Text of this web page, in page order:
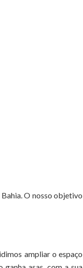
O nosso objetivo
ampliar o espaço